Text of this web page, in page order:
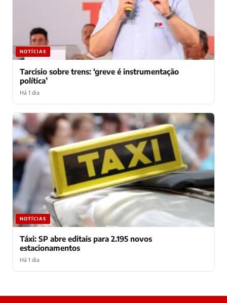
NOTÍCIAS
Tarcisio sobre trens: ‘greve é instrumentação
política’
Há 1 dia
NOTÍCIAS
Táxi: SP abre editais para 2.195 novos
estacionamentos
Há 1 dia